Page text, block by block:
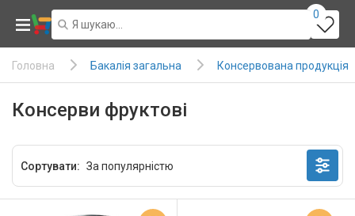
0
Головна Бакалія загальна Консервована продукція
Консерви фруктові
Сортувати: